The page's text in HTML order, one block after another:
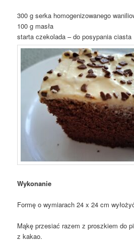
300 g serka homogenizowanego
100 g masła
starta czekolada – do posypania ciasta
Wykonanie
Formę o wymiarach 24 x 24 cm
Mąkę przesiać razem z proszkiem do
z kakao.